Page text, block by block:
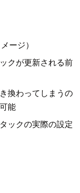
ージ）
クが更新される前
換わってしまうの
能
ックの実際の設定